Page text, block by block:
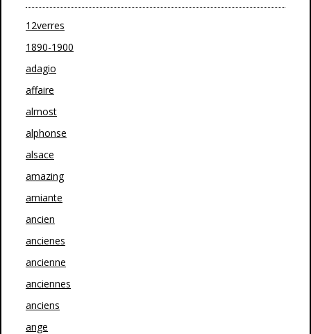
12verres
1890-1900
adagio
affaire
almost
alphonse
alsace
amazing
amiante
ancien
ancienes
ancienne
anciennes
anciens
ange